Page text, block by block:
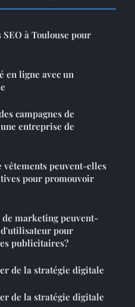
à Toulouse pour
en ligne avec un
campagnes de
entreprise de
vêtements peuvent-elles
pour promouvoir
marketing peuvent-
pour
publicitaires?
de la stratégie digitale
de la stratégie digitale